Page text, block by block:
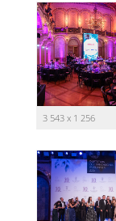
3 543 x 1 256